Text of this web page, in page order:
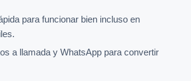
para funcionar bien incluso en
a llamada y WhatsApp para convertir